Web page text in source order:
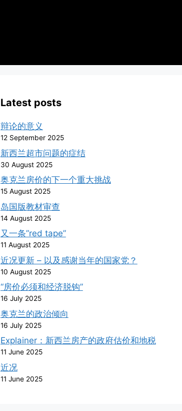
Latest posts
辩论的意义
12 September 2025
新西兰超市问题的症结
30 August 2025
奥克兰房价的下一个重大挑战
15 August 2025
岛国版教材审查
14 August 2025
又一条”red tape”
11 August 2025
近况更新 – 以及感谢当年的国家党？
10 August 2025
“房价必须和经济脱钩”
16 July 2025
奥克兰的政治倾向
16 July 2025
Explainer：新西兰房产的政府估价和地税
11 June 2025
近况
11 June 2025